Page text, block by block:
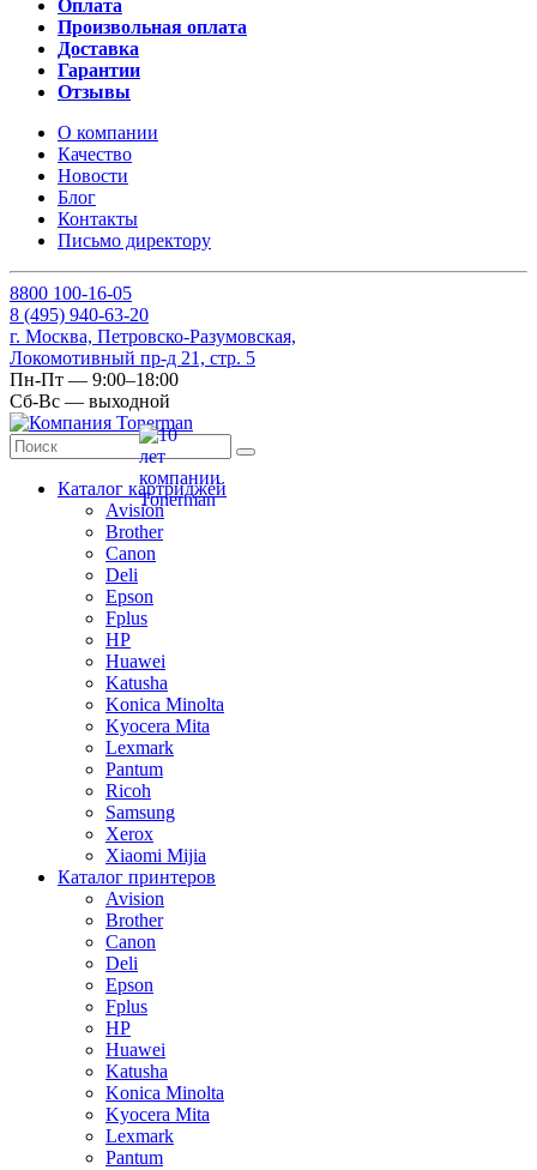
Оплата
Произвольная оплата
Доставка
Гарантии
Отзывы
О компании
Качество
Новости
Блог
Контакты
Письмо директору
8800 100-16-05
8 (495) 940-63-20
г. Москва, Петровско-Разумовская,
Локомотивный пр-д 21, стр. 5
Пн-Пт — 9:00–18:00
Сб-Вс — выходной
Каталог картриджей
Avision
Brother
Canon
Deli
Epson
Fplus
HP
Huawei
Katusha
Konica Minolta
Kyocera Mita
Lexmark
Pantum
Ricoh
Samsung
Xerox
Xiaomi Mijia
Каталог принтеров
Avision
Brother
Canon
Deli
Epson
Fplus
HP
Huawei
Katusha
Konica Minolta
Kyocera Mita
Lexmark
Pantum